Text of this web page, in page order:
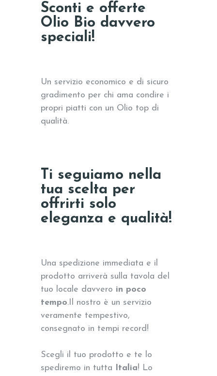
Sconti e offerte
Olio Bio davvero
speciali!
Un servizio economico e di sicuro
gradimento per chi ama condire i
propri piatti con un Olio top di
qualità.
Ti seguiamo nella
tua scelta per
offrirti solo
eleganza e qualità!
Una spedizione immediata e il
prodotto arriverà sulla tavola del
tuo locale davvero in poco
tempo.Il nostro è un servizio
veramente tempestivo,
consegnato in tempi record!
Scegli il tuo prodotto e te lo
spediremo in tutta Italia! Lo